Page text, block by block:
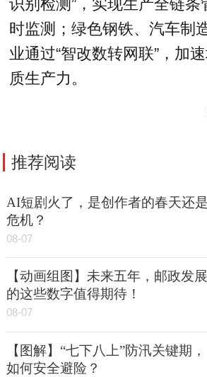
识别检测”，实现生产全链条
时监测；绿色钢铁、汽车制
业通过“智改数转网联”，加
质生产力。
推荐阅读
AI短剧火了，是创作者的春天还是
危机？
08-07
【动画组图】未来五年，邮政发展
的这些数字值得期待！
08-07
【图解】“七下八上”防汛关键期，
如何安全避险？